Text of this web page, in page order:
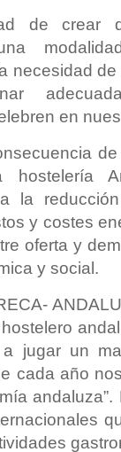
de crear
necesidad
en
hostelería
a la
y costes
oferta y
y social.
jugar un
cada año